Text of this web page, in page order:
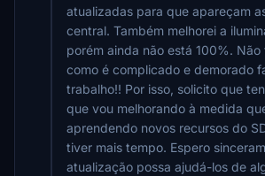
atualizadas para que apareçam
central. Também melhorei a
porém ainda não está 100%.
como é complicado e demorado
trabalho!! Por isso, solicito que
que vou melhorando à medida
aprendendo novos recursos do
tiver mais tempo. Espero
atualização possa ajudá-los de